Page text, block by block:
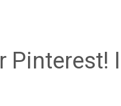
Pinterest!